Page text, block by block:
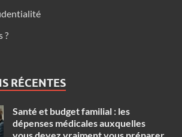
?
RÉCENTES
Santé et budget familial : les
dépenses médicales auxquelles